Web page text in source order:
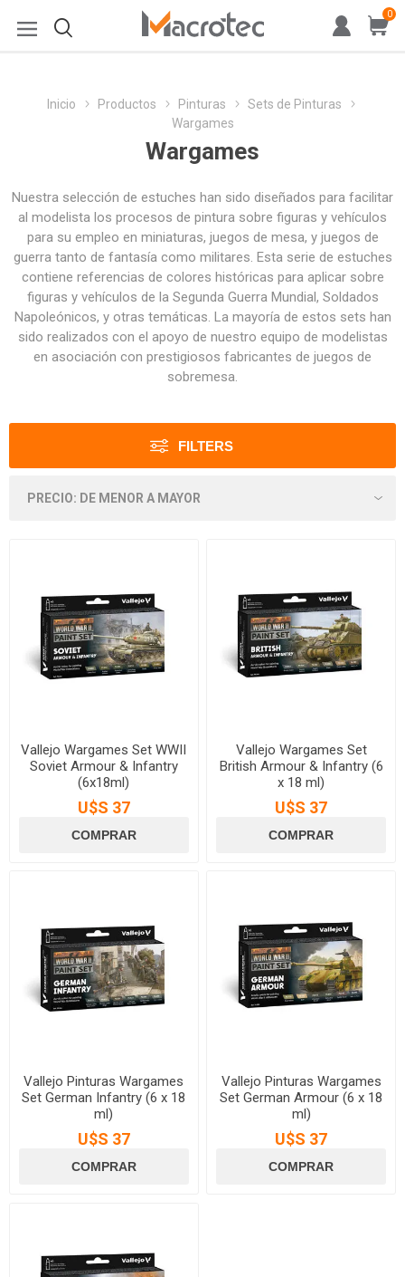
0
Inicio Productos Pinturas
Sets de Pinturas
Wargames
Wargames
Nuestra selección de estuches han sido diseñados para facilitar
al modelista los procesos de pintura sobre figuras y vehículos
para su empleo en miniaturas, juegos de mesa, y juegos de
guerra tanto de fantasía como militares. Esta serie de estuches
contiene referencias de colores históricas para aplicar sobre
figuras y vehículos de la Segunda Guerra Mundial, Soldados
Napoleónicos, y otras temáticas. La mayoría de estos sets han
sido realizados con el apoyo de nuestro equipo de modelistas
en asociación con prestigiosos fabricantes de juegos de
sobremesa.
FILTERS
Vallejo Wargames Set WWII
Soviet Armour & Infantry
(6x18ml)
U$S 37
Vallejo Wargames Set
British Armour & Infantry (6
x 18 ml)
U$S 37
Vallejo Pinturas Wargames
Set German Infantry (6 x 18
ml)
U$S 37
Vallejo Pinturas Wargames
Set German Armour (6 x 18
ml)
U$S 37